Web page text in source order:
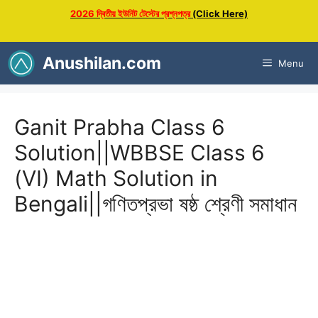
content
2026 দ্বিতীয় ইউনিট টেস্টের প্রশ্নপত্র(Click Here)
Anushilan.com Menu
Ganit Prabha Class 6
Solution||WBBSE Class 6
(VI) Math Solution in
Bengali||গণিতপ্রভা ষষ্ঠ শ্রেণী সমাধান